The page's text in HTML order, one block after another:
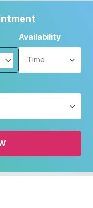
Availability
Time